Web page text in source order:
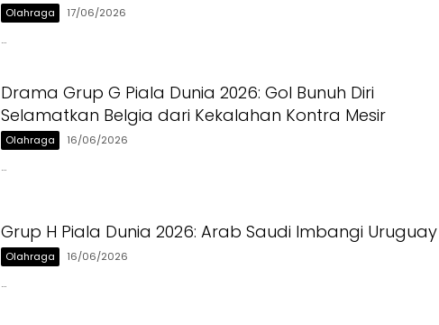
Olahraga 17/06/2026
…
Drama Grup G Piala Dunia 2026: Gol Bunuh Diri
Selamatkan Belgia dari Kekalahan Kontra Mesir
Olahraga 16/06/2026
…
Grup H Piala Dunia 2026: Arab Saudi Imbangi Uruguay
Olahraga 16/06/2026
…